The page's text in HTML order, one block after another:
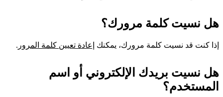
هل نسيت كلمة مرورك؟
إذا كنت قد نسيت كلمة مرورك، يمكنك إعادة تعيين كلمة المرور .
هل نسيت بريدك الإلكتروني أو اسم
المستخدم؟